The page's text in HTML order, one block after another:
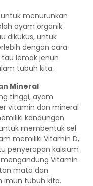
menurunkan
ayam organik
dikukus, untuk
dengan cara
lemak jenuh
tubuh kita.
Mineral
tinggi, ayam
vitamin dan mineral
kandungan
membentuk sel
memiliki Vitamin D,
penyerapan kalsium
Vitamin
mata dan
imun tubuh kita.